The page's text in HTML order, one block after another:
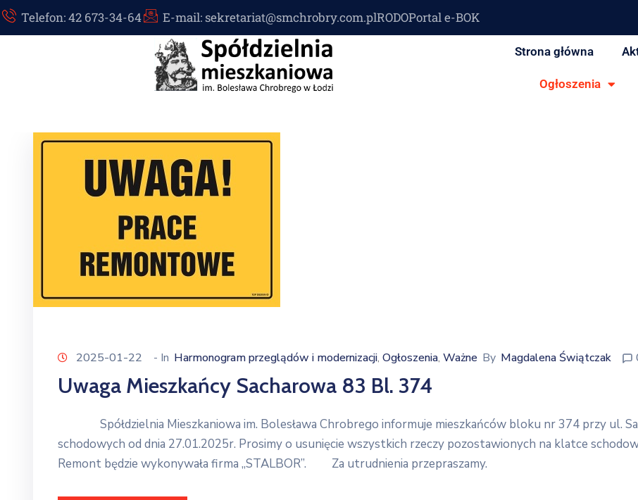
Telefon: 42 673-34-64 E-mail: sekretariat@smchrobry.com.plRODOPortal e-BOK
Strona główna
Ogłoszenia
2025-01-22 - In Harmonogram przeglądów i modernizacji‚ Ogłoszenia‚ Ważne By Magdalena Świątczak
Uwaga Mieszkańcy Sacharowa 83 Bl. 374
Spółdzielnia Mieszkaniowa im. Bolesława Chrobrego informuje mieszkańców bloku nr 374 przy ul.
schodowych od dnia 27.01.2025r. Prosimy o usunięcie wszystkich rzeczy pozostawionych na klatce
Remont będzie wykonywała firma ,,STALBOR”. Za utrudnienia przepraszamy.